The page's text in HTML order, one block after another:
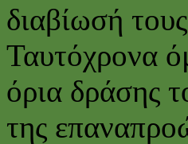
διαβίωσή
Ταυτόχρονα
όρια δράσης
της